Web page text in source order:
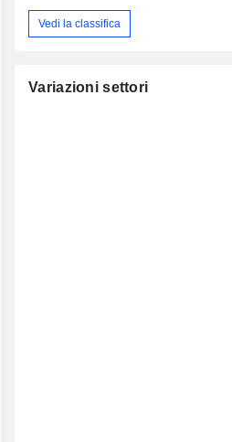
Vedi la classifica
Variazioni settori